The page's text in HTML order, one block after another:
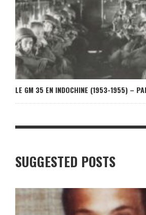
LE GM 35 EN INDOCHINE (1953-1955) –
SUGGESTED POSTS